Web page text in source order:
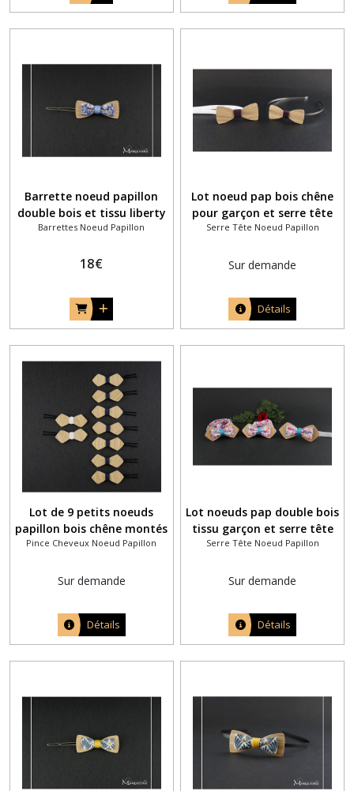
Barrette noeud papillon
double bois et tissu liberty
anglais June's meadow bleu
Barrettes Noeud Papillon
18€
Lot noeud pap bois chêne
pour garçon et serre tête
femme assortis couleur
Serre Tête Noeud Papillon
Sur demande
Détails
Lot de 9 petits noeuds
papillon bois chêne montés
sur une épingle U à chignon
Pince Cheveux Noeud Papillon
Sur demande
Détails
Lot noeuds pap double bois
tissu garçon et serre tête
fille assortis
Serre Tête Noeud Papillon
Sur demande
Détails